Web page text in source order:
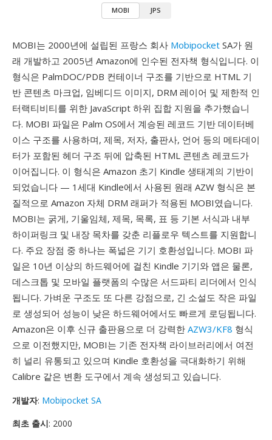
MOBI JPS
MOBI는 2000년에 설립된 프랑스 회사 Mobipocket SA가 원
래 개발하고 2005년 Amazon에 인수된 전자책 형식입니다. 이
형식은 PalmDOC/PDB 컨테이너 구조를 기반으로 HTML 기
반 콘텐츠 마크업, 임베디드 이미지, DRM 레이어 및 제한적 인
터랙티비티를 위한 JavaScript 하위 집합 지원을 추가했습니
다. MOBI 파일은 Palm OS에서 계승된 레코드 기반 데이터베
이스 구조를 사용하며, 제목, 저자, 출판사, 언어 등의 메타데이
터가 포함된 헤더 구조 뒤에 압축된 HTML 콘텐츠 레코드가
이어집니다. 이 형식은 Amazon 초기 Kindle 생태계의 기반이
되었습니다 — 1세대 Kindle에서 사용된 원래 AZW 형식은 본
질적으로 Amazon 자체 DRM 래퍼가 적용된 MOBI였습니다.
MOBI는 굵게, 기울임체, 제목, 목록, 표 등 기본 서식과 내부
하이퍼링크 및 내장 목차를 갖춘 리플로우 텍스트를 지원합니
다. 주요 장점 중 하나는 폭넓은 기기 호환성입니다. MOBI 파
일은 10년 이상의 하드웨어에 걸친 Kindle 기기와 앱은 물론,
데스크톱 및 모바일 플랫폼의 수많은 서드파티 리더에서 인식
됩니다. 가벼운 구조도 또 다른 강점으로, 긴 소설도 작은 파일
로 생성되어 성능이 낮은 하드웨어에서도 빠르게 로딩됩니다.
Amazon은 이후 신규 출판용으로 더 강력한 AZW3/KF8 형식
으로 이전했지만, MOBI는 기존 전자책 라이브러리에서 여전
히 널리 유통되고 있으며 Kindle 호환성을 극대화하기 위해
Calibre 같은 변환 도구에서 계속 생성되고 있습니다.
개발자: Mobipocket SA
최초 출시: 2000